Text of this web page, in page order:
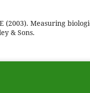
(2003). Measuring
& Sons.